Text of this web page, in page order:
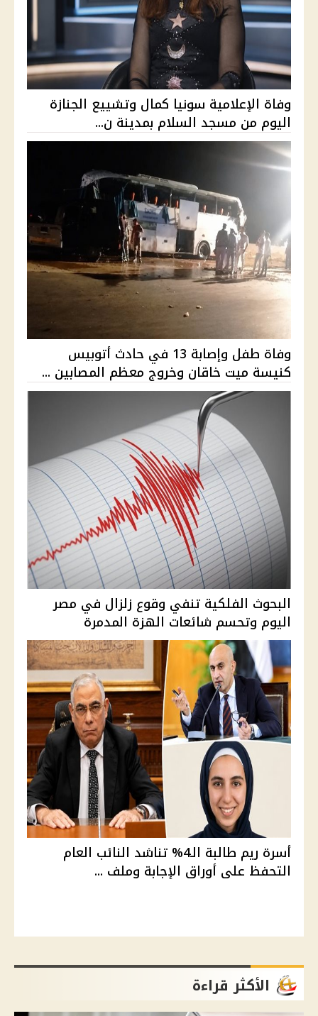
وفاة الإعلامية سونيا كمال وتشييع الجنازة
اليوم من مسجد السلام بمدينة ن...
وفاة طفل وإصابة 13 في حادث أتوبيس
كنيسة ميت خاقان وخروج معظم المصابين ...
البحوث الفلكية تنفي وقوع زلزال في مصر
اليوم وتحسم شائعات الهزة المدمرة
أسرة ريم طالبة الـ4% تناشد النائب العام
التحفظ على أوراق الإجابة وملف ...
الأكثر قراءة